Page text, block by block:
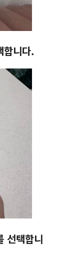
합니다.
선택합니